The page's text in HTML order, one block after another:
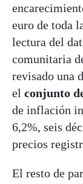
euro de toda
lectura del
comunitaria
revisado una
el conjunto
de inflación
6,2%, seis
precios
El resto de